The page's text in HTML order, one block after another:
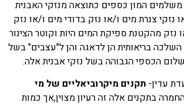
משלמים המון כספים כתוצאה מנזקי האבנית
נזקי צנרת מים ו/או נזק בדודי מים ו/או נזק
נזק מהקטנת ספיקת המים היות וקוטר הצינור
בריאותית הן לדאגה והן ל"עצבים" בשל
הכספי הגבוהה בשל נזקי אבנית אלה.
תקנים מיקרוביאליים של מי
בתקנים אלה זה רעיון מצוין,אך כמות